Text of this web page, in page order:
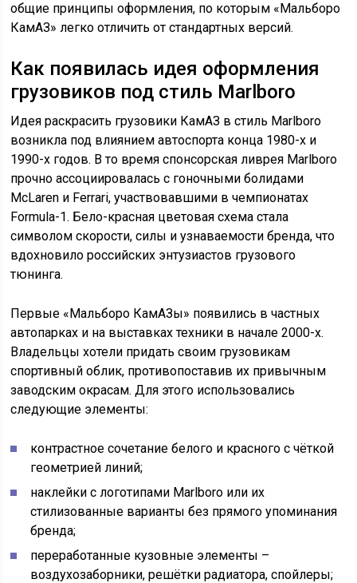
общие принципы оформления, по которым «Мальборо
КамАЗ» легко отличить от стандартных версий.
Как появилась идея оформления
грузовиков под стиль Marlboro
Идея раскрасить грузовики КамАЗ в стиль Marlboro
возникла под влиянием автоспорта конца 1980-х и
1990-х годов. В то время спонсорская ливрея Marlboro
прочно ассоциировалась с гоночными болидами
McLaren и Ferrari, участвовавшими в чемпионатах
Formula-1. Бело-красная цветовая схема стала
символом скорости, силы и узнаваемости бренда, что
вдохновило российских энтузиастов грузового
тюнинга.
Первые «Мальборо КамАЗы» появились в частных
автопарках и на выставках техники в начале 2000-х.
Владельцы хотели придать своим грузовикам
спортивный облик, противопоставив их привычным
заводским окрасам. Для этого использовались
следующие элементы:
контрастное сочетание белого и красного с чёткой
геометрией линий;
наклейки с логотипами Marlboro или их
стилизованные варианты без прямого упоминания
бренда;
переработанные кузовные элементы –
воздухозаборники, решётки радиатора, спойлеры;